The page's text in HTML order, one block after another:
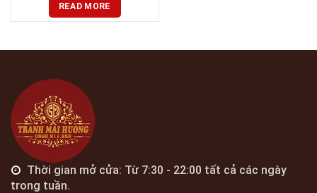
READ MORE
Thời gian mở cửa: Từ 7:30 - 22:00 tất cả các ngày
trong tuần.